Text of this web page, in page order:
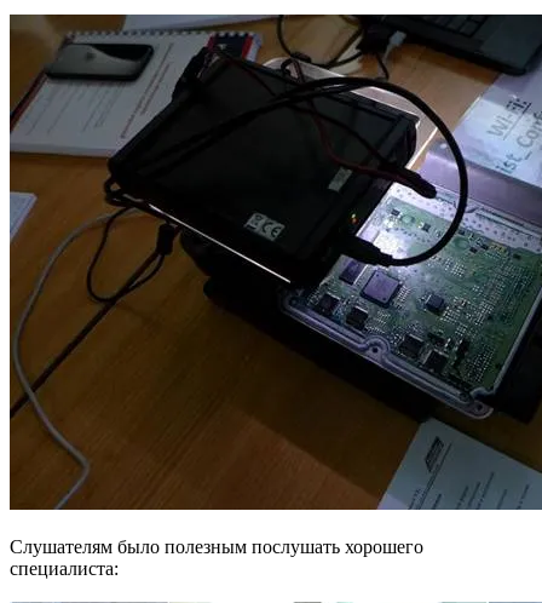
Слушателям было полезным послушать хорошего
специалиста: